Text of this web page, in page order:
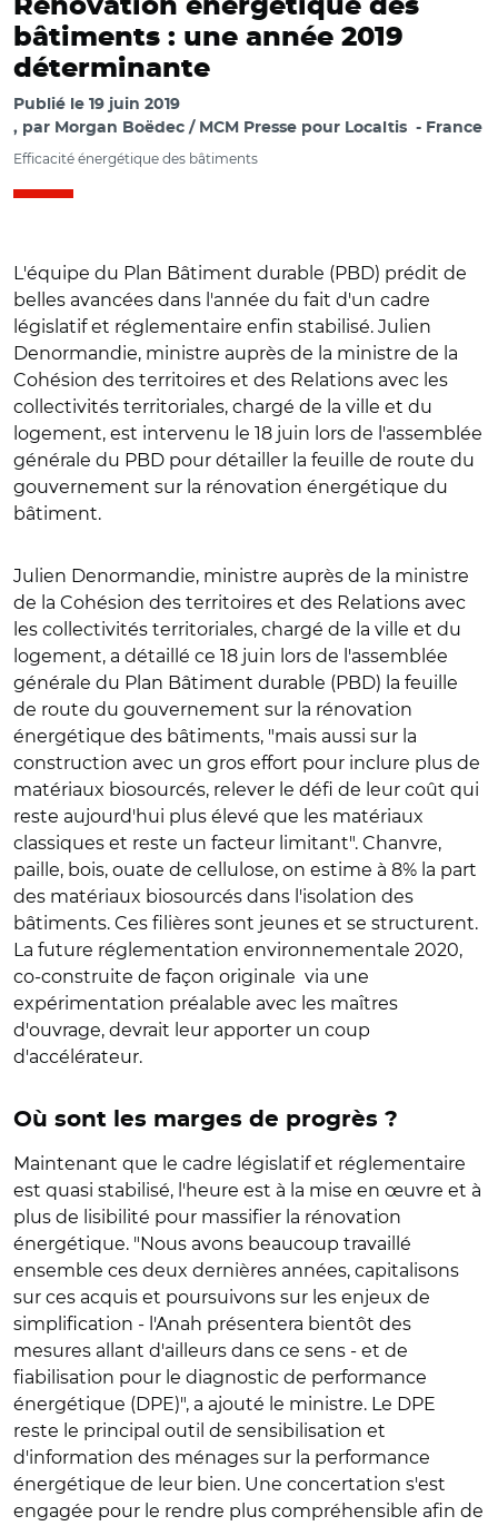
Rénovation énergétique des
bâtiments : une année 2019
déterminante
Publié le 19 juin 2019
par Morgan Boëdec / MCM Presse pour Localtis France
Efficacité énergétique des bâtiments
L'équipe du Plan Bâtiment durable (PBD) prédit de
belles avancées dans l'année du fait d'un cadre
législatif et réglementaire enfin stabilisé. Julien
Denormandie, ministre auprès de la ministre de la
Cohésion des territoires et des Relations avec les
collectivités territoriales, chargé de la ville et du
logement, est intervenu le 18 juin lors de l'assemblée
générale du PBD pour détailler la feuille de route du
gouvernement sur la rénovation énergétique du
bâtiment.
Julien Denormandie, ministre auprès de la ministre
de la Cohésion des territoires et des Relations avec
les collectivités territoriales, chargé de la ville et du
logement, a détaillé ce 18 juin lors de l'assemblée
générale du Plan Bâtiment durable (PBD) la feuille
de route du gouvernement sur la rénovation
énergétique des bâtiments, "mais aussi sur la
construction avec un gros effort pour inclure plus de
matériaux biosourcés, relever le défi de leur coût qui
reste aujourd'hui plus élevé que les matériaux
classiques et reste un facteur limitant". Chanvre,
paille, bois, ouate de cellulose, on estime à 8% la part
des matériaux biosourcés dans l'isolation des
bâtiments. Ces filières sont jeunes et se structurent.
La future réglementation environnementale 2020,
co-construite de façon originale via une
expérimentation préalable avec les maîtres
d'ouvrage, devrait leur apporter un coup
d'accélérateur.
Où sont les marges de progrès ?
Maintenant que le cadre législatif et réglementaire
est quasi stabilisé, l'heure est à la mise en œuvre et à
plus de lisibilité pour massifier la rénovation
énergétique. "Nous avons beaucoup travaillé
ensemble ces deux dernières années, capitalisons
sur ces acquis et poursuivons sur les enjeux de
simplification - l'Anah présentera bientôt des
mesures allant d'ailleurs dans ce sens - et de
fiabilisation pour le diagnostic de performance
énergétique (DPE)", a ajouté le ministre. Le DPE
reste le principal outil de sensibilisation et
d'information des ménages sur la performance
énergétique de leur bien. Une concertation s'est
engagée pour le rendre plus compréhensible afin de